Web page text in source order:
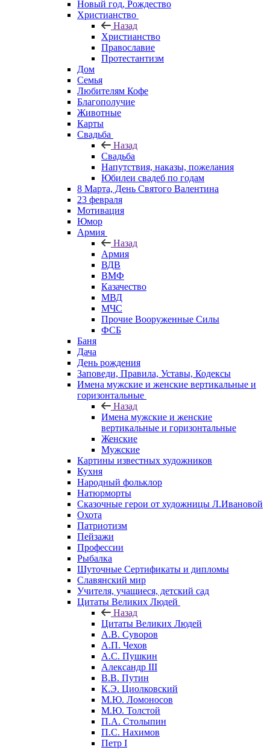
Новый год, Рождество
Христианство
Назад
Христианство
Православие
Протестантизм
Дом
Семья
Любителям Кофе
Благополучие
Животные
Карты
Свадьба
Назад
Свадьба
Напутствия, наказы, пожелания
Юбилеи свадеб по годам
8 Марта, День Святого Валентина
23 февраля
Мотивация
Юмор
Армия
Назад
Армия
ВДВ
ВМФ
Казачество
МВД
МЧС
Прочие Вооруженные Силы
ФСБ
Баня
Дача
День рождения
Заповеди, Правила, Уставы, Кодексы
Имена мужские и женские вертикальные и
горизонтальные
Назад
Имена мужские и женские
вертикальные и горизонтальные
Женские
Мужские
Картины известных художников
Кухня
Народный фольклор
Натюрморты
Сказочные герои от художницы Л.Ивановой
Охота
Патриотизм
Пейзажи
Профессии
Рыбалка
Шуточные Сертификаты и дипломы
Славянский мир
Учителя, учащиеся, детский сад
Цитаты Великих Людей
Назад
Цитаты Великих Людей
А.В. Суворов
А.П. Чехов
А.С. Пушкин
Александр III
В.В. Путин
К.Э. Циолковский
М.Ю. Ломоносов
М.Ю. Толстой
П.А. Столыпин
П.С. Нахимов
Петр I